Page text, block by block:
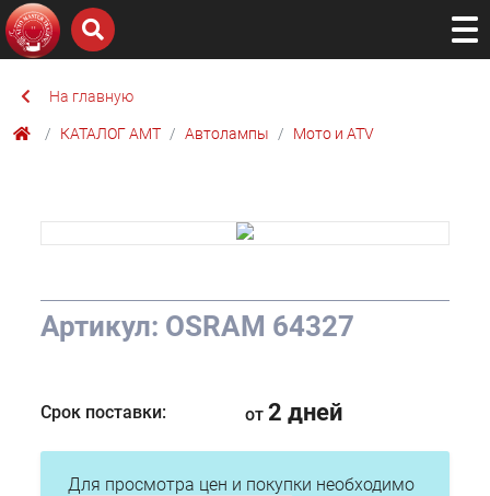
На главную
КАТАЛОГ AMТ Автолампы Мото и ATV
Артикул: OSRAM 64327
Срок поставки: от 2 дней
Для просмотра цен и покупки необходимо